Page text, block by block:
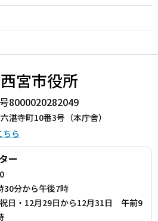
西宮市役所
8000020282049
寺町10番3号（本庁舎）
ら
ー
分から午後7時
日・12月29日から12月31日 午前9